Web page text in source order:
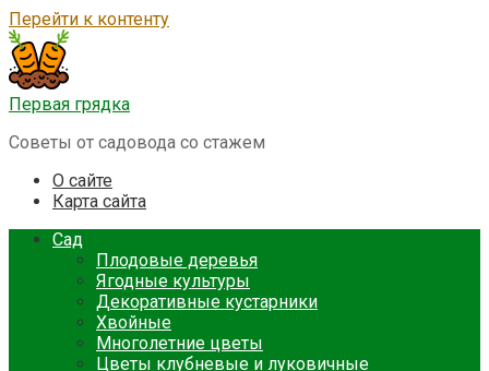
Перейти к контенту
Первая грядка
Советы от садовода со стажем
О сайте
Карта сайта
Сад
Плодовые деревья
Ягодные культуры
Декоративные кустарники
Хвойные
Многолетние цветы
Цветы клубневые и луковичные